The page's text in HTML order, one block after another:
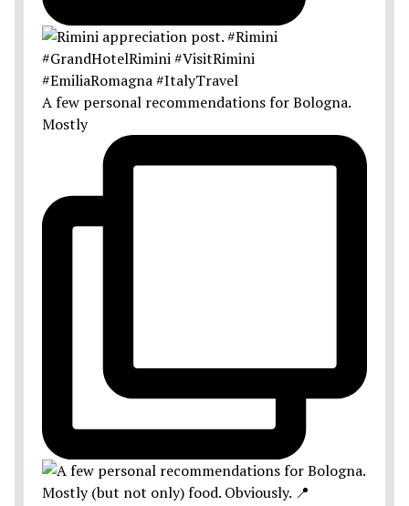
A few personal recommendations for Bologna.
Mostly